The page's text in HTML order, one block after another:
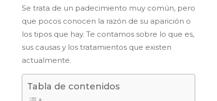
Se trata de un padecimiento muy común, pero
que pocos conocen la razón de su aparición o
los tipos que hay. Te contamos sobre lo que es,
sus causas y los tratamientos que existen
actualmente.
Tabla de contenidos